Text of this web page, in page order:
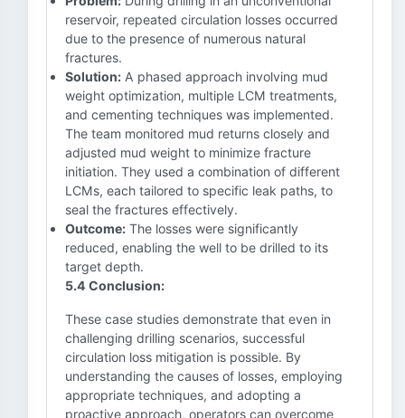
reservoir, repeated circulation losses occurred
due to the presence of numerous natural
fractures.
Solution: A phased approach involving mud
weight optimization, multiple LCM treatments,
and cementing techniques was implemented.
The team monitored mud returns closely and
adjusted mud weight to minimize fracture
initiation. They used a combination of different
LCMs, each tailored to specific leak paths, to
seal the fractures effectively.
Outcome: The losses were significantly
reduced, enabling the well to be drilled to its
target depth.
5.4 Conclusion:
These case studies demonstrate that even in
challenging drilling scenarios, successful
circulation loss mitigation is possible. By
understanding the causes of losses, employing
appropriate techniques, and adopting a
proactive approach, operators can overcome